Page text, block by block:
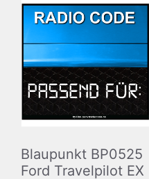
Blaupunkt BP0525
Ford Travelpilot EX